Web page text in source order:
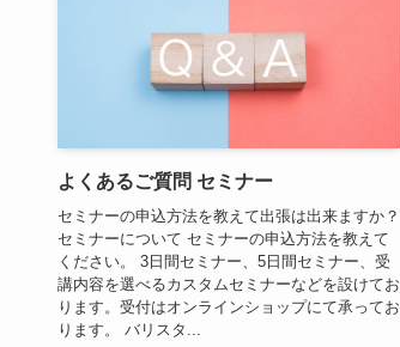
よくあるご質問 セミナー
セミナーの申込方法を教えて出張は出来ますか？
セミナーについて セミナーの申込方法を教えて
ください。 3日間セミナー、5日間セミナー、受
講内容を選べるカスタムセミナーなどを設けてお
ります。受付はオンラインショップにて承ってお
ります。 バリスタ...